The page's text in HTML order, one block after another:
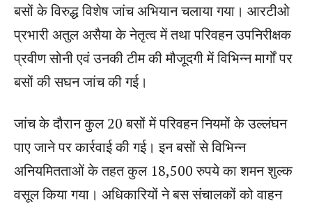
बसों के विरुद्ध विशेष जांच अभियान चलाया गया। आरटीओ
प्रभारी अतुल असैया के नेतृत्व में तथा परिवहन उपनिरीक्षक
प्रवीण सोनी एवं उनकी टीम की मौजूदगी में विभिन्न मार्गों पर
बसों की सघन जांच की गई।
जांच के दौरान कुल 20 बसों में परिवहन नियमों के उल्लंघन
पाए जाने पर कार्रवाई की गई। इन बसों से विभिन्न
अनियमितताओं के तहत कुल 18,500 रुपये का शमन शुल्क
वसूल किया गया। अधिकारियों ने बस संचालकों को वाहन